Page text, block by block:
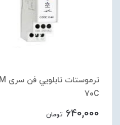
70C
640,000 تومان